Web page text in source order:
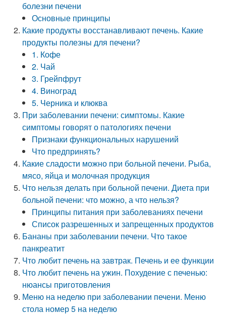
болезни печени
Основные принципы
Какие продукты восстанавливают печень. Какие
продукты полезны для печени?
1. Кофе
2. Чай
3. Грейпфрут
4. Виноград
5. Черника и клюква
При заболевании печени: симптомы. Какие
симптомы говорят о патологиях печени
Признаки функциональных нарушений
Что предпринять?
Какие сладости можно при больной печени. Рыба,
мясо, яйца и молочная продукция
Что нельзя делать при больной печени. Диета при
больной печени: что можно, а что нельзя?
Принципы питания при заболеваниях печени
Список разрешенных и запрещенных продуктов
Бананы при заболевании печени. Что такое
панкреатит
Что любит печень на завтрак. Печень и ее функции
Что любит печень на ужин. Похудение с печенью:
нюансы приготовления
Меню на неделю при заболевании печени. Меню
стола номер 5 на неделю